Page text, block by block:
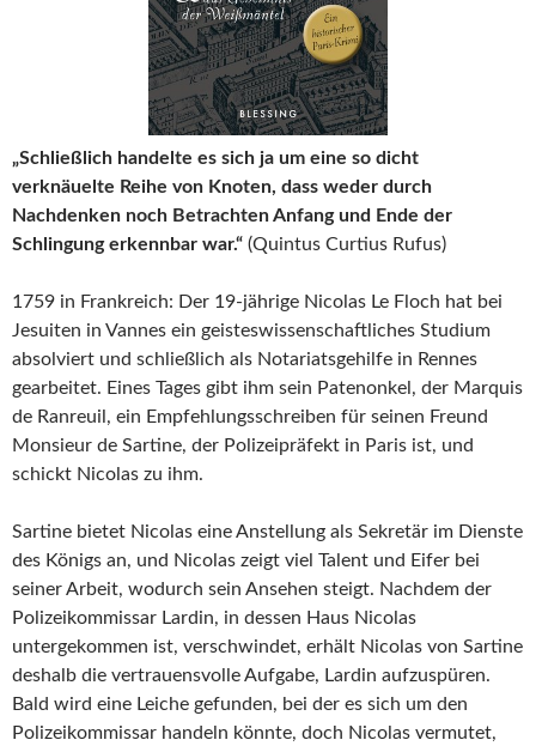
„Schließlich handelte es sich ja um eine so dicht
verknäuelte Reihe von Knoten, dass weder durch
Nachdenken noch Betrachten Anfang und Ende der
Schlingung erkennbar war.“ (Quintus Curtius Rufus)
1759 in Frankreich: Der 19-jährige Nicolas Le Floch hat bei
Jesuiten in Vannes ein geisteswissenschaftliches Studium
absolviert und schließlich als Notariatsgehilfe in Rennes
gearbeitet. Eines Tages gibt ihm sein Patenonkel, der Marquis
de Ranreuil, ein Empfehlungsschreiben für seinen Freund
Monsieur de Sartine, der Polizeipräfekt in Paris ist, und
schickt Nicolas zu ihm.
Sartine bietet Nicolas eine Anstellung als Sekretär im Dienste
des Königs an, und Nicolas zeigt viel Talent und Eifer bei
seiner Arbeit, wodurch sein Ansehen steigt. Nachdem der
Polizeikommissar Lardin, in dessen Haus Nicolas
untergekommen ist, verschwindet, erhält Nicolas von Sartine
deshalb die vertrauensvolle Aufgabe, Lardin aufzuspüren.
Bald wird eine Leiche gefunden, bei der es sich um den
Polizeikommissar handeln könnte, doch Nicolas vermutet,